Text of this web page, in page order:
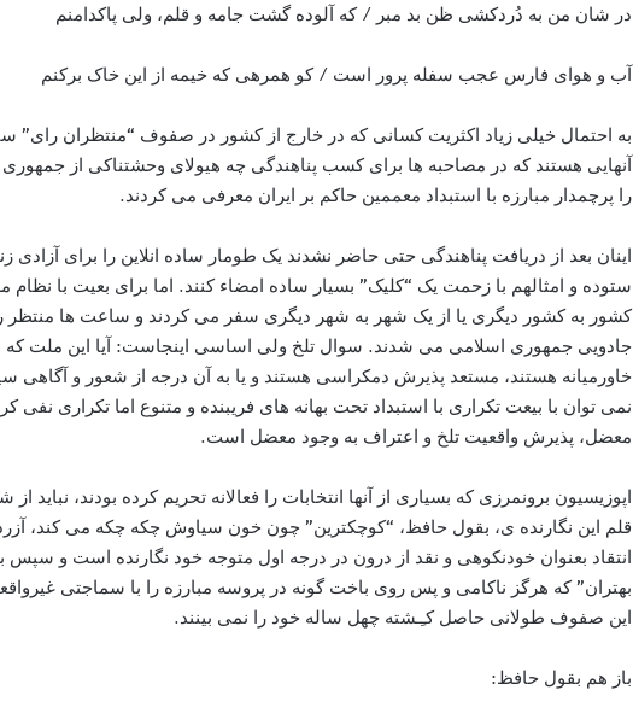
در شان من به دُردکشی ظن بد مبر / که آلوده گشت جامه و قلم، ولی پاکدامنم
آب و هوای فارس عجب سفله پرور است / کو همرهی که خیمه از این خاک برکنم
به احتمال خیلی زیاد اکثریت کسانی که در خارج از کشور در صفوف “منتظران رای”
آنهایی هستند که در مصاحبه ها برای کسب پناهندگی چه هیولای وحشتناکی از
را پرچمدار مبارزه با استبداد معممین حاکم بر ایران معرفی می کردند.
اینان بعد از دریافت پناهندگی حتی حاضر نشدند یک طومار ساده انلاین را برای آزادی
ستوده و امثالهم با زحمت یک “کلیک” بسیار ساده امضاء کنند. اما برای بعیت با نظام
کشور به کشور دیگری یا از یک شهر به شهر دیگری سفر می کردند و ساعت ها منتظر
جادویی جمهوری اسلامی می شدند. سوال تلخ ولی اساسی اینجاست: آیا این ملت
خاورمیانه هستند، مستعد پذیرش دمکراسی هستند و یا به آن درجه از شعور و آگاهی
نمی توان با بیعت تکراری با استبداد تحت بهانه های فریبنده و متنوع اما تکراری نفی
معضل، پذیرش واقعیت تلخ و اعتراف به وجود معضل است.
اپوزیسیون برونمرزی که بسیاری از آنها انتخابات را فعالانه تحریم کرده بودند، نباید
قلم این نگارنده ی، بقول حافظ، “کوچکترین” چون خون سیاوش چکه چکه می کند،
انتقاد بعنوان خودنکوهی و نقد از درون در درجه اول متوجه خود نگارنده است و سپس
بهتران” که هرگز ناکامی و پس روی باخت گونه در پروسه مبارزه را با سماجتی
این صفوف طولانی حاصل کـِـشته چهل ساله خود را نمی بینند.
باز هم بقول حافظ: